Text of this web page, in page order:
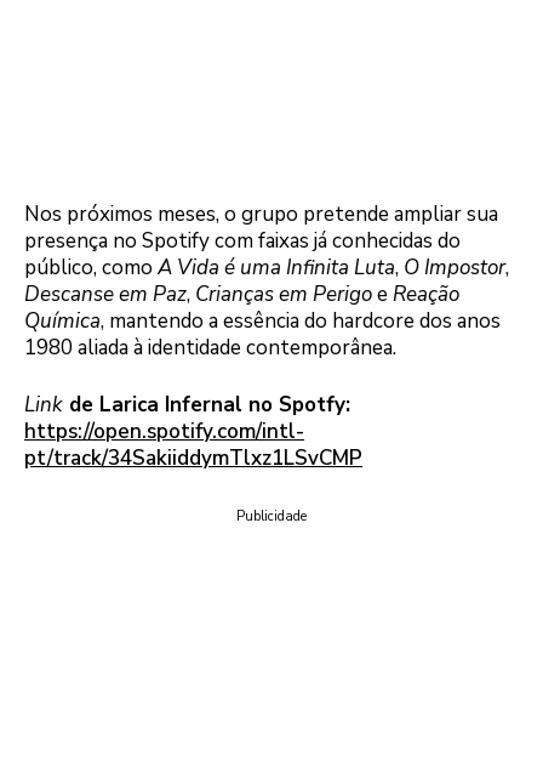
Nos próximos meses, o grupo pretende ampliar sua
presença no Spotify com faixas já conhecidas do
público, comoA Vida é uma Infinita Luta, O Impostor,
Descanse em Paz, Crianças em Perigoe Reação
Química, mantendo a essência do hardcore dos anos
1980 aliada à identidade contemporânea.
Link de Larica Infernal no Spotfy:
https://open.spotify.com/intl-
pt/track/34SakiiddymTlxz1LSvCMP
Publicidade